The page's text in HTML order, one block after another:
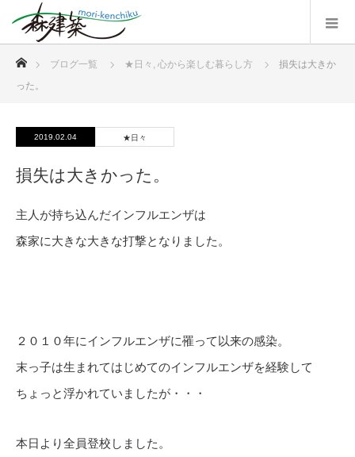
ブログ一覧 ★日々 , 心から楽しむ暮らし方
損失は大きか
った。
2019.02.04 ★日々
損失は大きかった。
主人が持ち込んだインフルエンザは
森家に大きな大きな打撃となりました。
２０１０年にインフルエンザに罹って以来の感染。
末っ子は生まれてはじめてのインフルエンザを経験して
ちょっと浮かれていましたが・・・
本日より全員登校しました。